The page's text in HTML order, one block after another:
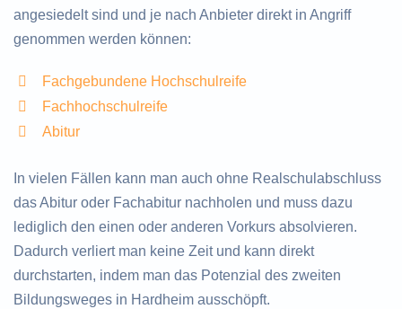
angesiedelt sind und je nach Anbieter direkt in Angriff
genommen werden können:
Fachgebundene Hochschulreife
Fachhochschulreife
Abitur
In vielen Fällen kann man auch ohne Realschulabschluss
das Abitur oder Fachabitur nachholen und muss dazu
lediglich den einen oder anderen Vorkurs absolvieren.
Dadurch verliert man keine Zeit und kann direkt
durchstarten, indem man das Potenzial des zweiten
Bildungsweges in Hardheim ausschöpft.